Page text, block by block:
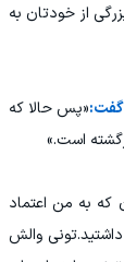
از خودتان به
گفت:«پس حالا که
است.»
که به من اعتماد
والش